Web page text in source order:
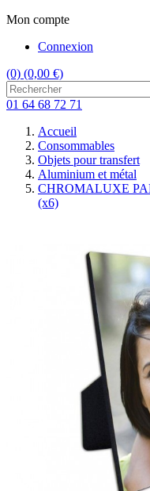
Mon compte
Connexion
(0) (0,00 €)
01 64 68 72 71
Accueil
Consommables
Objets pour transfert
Aluminium et métal
CHROMALUXE
(x6)